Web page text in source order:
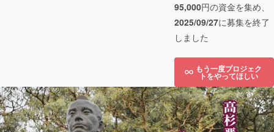
95,000円の資金を集め、
2025/09/27に募集を終了
しました
もう一度プロジェク
トをやってほしい